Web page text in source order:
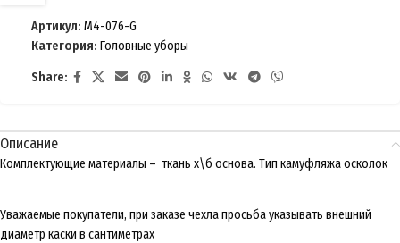
Артикул: M4-076-G
Категория: Головные уборы
Share:
Описание
Комплектующие материалы – ткань х\б основа. Тип камуфляжа осколок
Уважаемые покупатели, при заказе чехла просьба указывать внешний
диаметр каски в сантиметрах